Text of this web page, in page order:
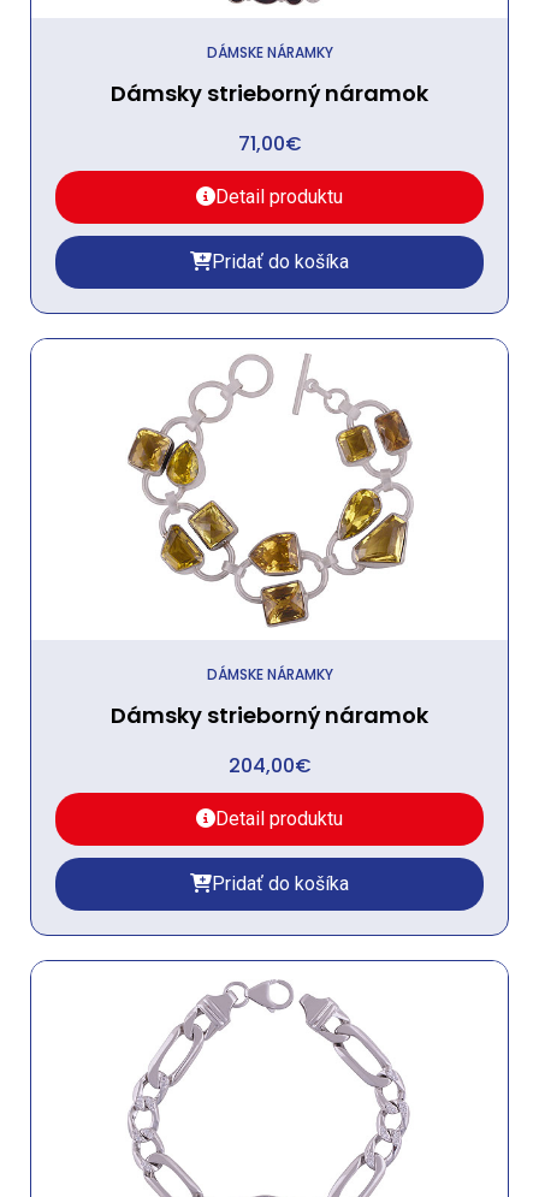
DÁMSKE NÁRAMKY
Dámsky strieborný náramok
71,00€
Detail produktu
Pridať do košíka
DÁMSKE NÁRAMKY
Dámsky strieborný náramok
204,00€
Detail produktu
Pridať do košíka